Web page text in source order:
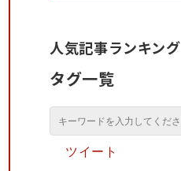
人気記事ランキング
タグ一覧
ツイート